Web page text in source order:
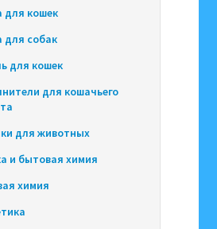
для кошек
для собак
для кошек
для кошачьего
для животных
и бытовая химия
химия